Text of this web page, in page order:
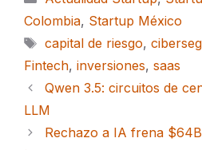
Colombia, Startup México
Etiquetas
capital de riesgo,
Fintech, inversiones, saas
Qwen 3.5: circuitos de
LLM
Rechazo a IA frena